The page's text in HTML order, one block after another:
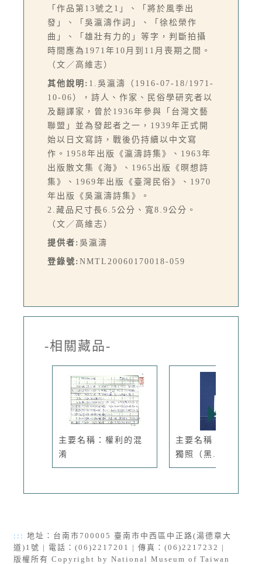
「作品第13號之1」、「將於風季出
發」、「吳瀛濤作詞」、「徐松榮作
曲」、「雄壯有力的」等字，判斷拍攝
時間應為1971年10月到11月喪期之間。
（文／高維志）
其他說明: 1.吳瀛濤（1916-07-18/1971-
10-06），詩人、作家、民俗學研究者以
及翻譯家，曾於1936年參與「台灣文藝
聯盟」並為發起者之一，1939年正式開
始以日文寫詩，戰後仍持續以中文寫
作。1958年出版《瀛濤詩集》、1963年
出版散文集《海》、1965出版《暝想詩
集》、1969年出版《臺灣民俗》、1970
年出版《吳瀛濤詩集》。
2.藏品尺寸長6.5公分、寬8.9公分。
（文／高維志）
提供者: 吳瀛濤
登錄號: NMTL20060170018-059
-相關藏品-
主要名稱：權利的混
淆
主要名稱：吳瀛濤2
獨照（黑...
::: 地址：台南市700005 臺南市中西區中正路(湯德章大
道)1號 | 電話：(06)2217201 | 傳真：(06)2217232 |
版權所有 Copyright by National Museum of Taiwan